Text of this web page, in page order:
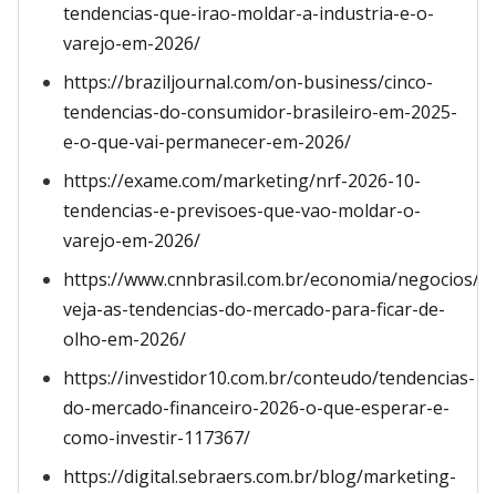
tendencias-que-irao-moldar-a-industria-e-o-
varejo-em-2026/
https://braziljournal.com/on-business/cinco-
tendencias-do-consumidor-brasileiro-em-2025-
e-o-que-vai-permanecer-em-2026/
https://exame.com/marketing/nrf-2026-10-
tendencias-e-previsoes-que-vao-moldar-o-
varejo-em-2026/
https://www.cnnbrasil.com.br/economia/negocios/
veja-as-tendencias-do-mercado-para-ficar-de-
olho-em-2026/
https://investidor10.com.br/conteudo/tendencias-
do-mercado-financeiro-2026-o-que-esperar-e-
como-investir-117367/
https://digital.sebraers.com.br/blog/marketing-